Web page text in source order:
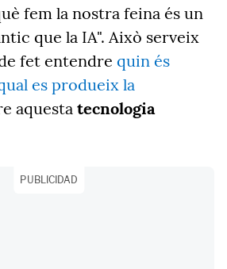
fem la nostra feina és un
que la IA". Això serveix
fet entendre quin és
es produeix la
aquesta tecnologia
PUBLICIDAD